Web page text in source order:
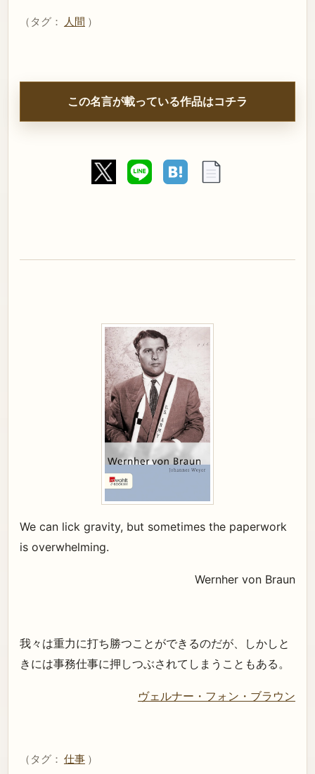
（タグ： 人間 ）
この名言が載っている作品はコチラ
We can lick gravity, but sometimes the paperwork
is overwhelming.
Wernher von Braun
我々は重力に打ち勝つことができるのだが、しかしと
きには事務仕事に押しつぶされてしまうこともある。
ヴェルナー・フォン・ブラウン
（タグ： 仕事 ）